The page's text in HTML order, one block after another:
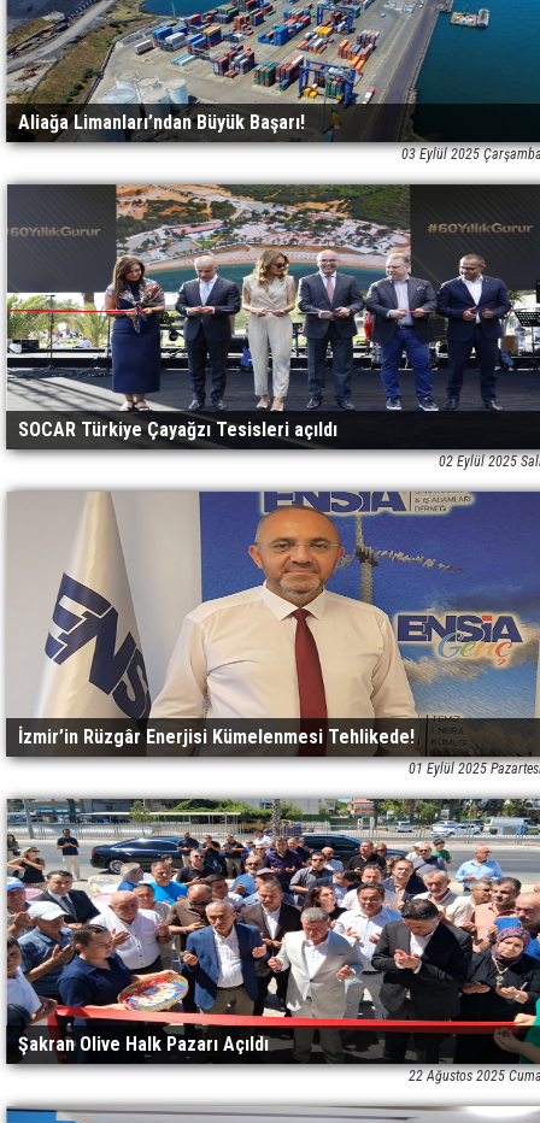
Aliağa Limanları’ndan Büyük Başarı!
03 Eylül 2025
SOCAR Türkiye Çayağzı Tesisleri açıldı
02 Eylül 2025
İzmir’in Rüzgâr Enerjisi Kümelenmesi Tehlikede!
01 Eylül 2025
Şakran Olive Halk Pazarı Açıldı
22 Ağustos 2025